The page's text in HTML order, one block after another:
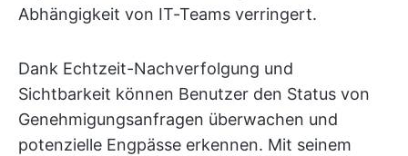
Abhängigkeit von IT-Teams verringert.
Dank Echtzeit-Nachverfolgung und
Sichtbarkeit können Benutzer den Status von
Genehmigungsanfragen überwachen und
potenzielle Engpässe erkennen. Mit seinem